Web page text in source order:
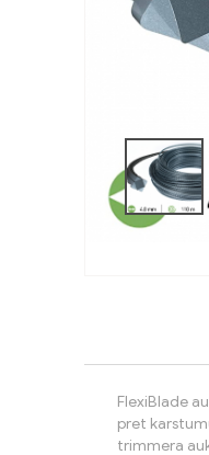
FlexiBlade
pret
trimmera